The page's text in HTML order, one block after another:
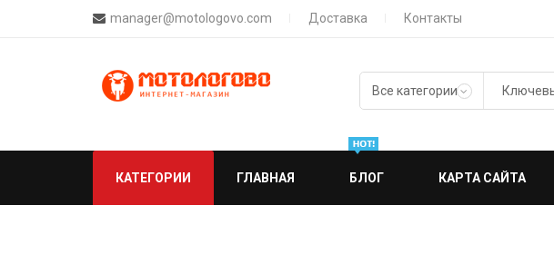
manager@motologovo.com Доставка Контакты
КАТЕГОРИИ ГЛАВНАЯ БЛОГ КАРТА САЙТА